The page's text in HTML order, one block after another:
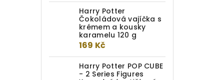
Harry Potter
Čokoládová vajíčka s
krémem a kousky
karamelu 120 g
169 Kč
Harry Potter POP CUBE
- 2 Series Figures